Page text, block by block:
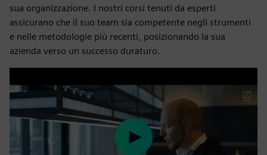
sua organizzazione. I nostri corsi tenuti da esperti
assicurano che il suo team sia competente negli strumenti
e nelle metodologie più recenti, posizionando la sua
azienda verso un successo duraturo.
Play